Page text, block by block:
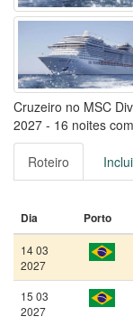
Cruzeiro no MSC
2027 - 16 noites
renovado em 2017
tripulação de 1388
Viaje no MSC
Roteiro Inclui
Dia Porto
14 03
2027
15 03
2027